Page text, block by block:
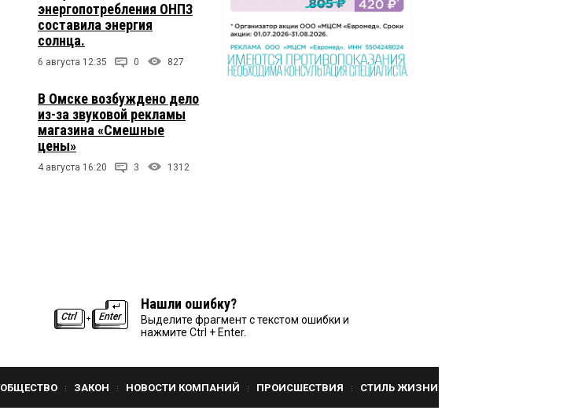
энергопотребления ОНПЗ
составила энергия
солнца.
6 августа 12:35 0 827
В Омске возбуждено дело
из-за звуковой рекламы
магазина «Смешные
цены»
4 августа 16:20 3 1312
Нашли ошибку?
Выделите фрагмент с текстом ошибки и
нажмите Ctrl + Enter.
ОБЩЕСТВО ЗАКОН НОВОСТИ КОМПАНИЙ ПРОИСШЕСТВИЯ СТИЛЬ ЖИЗНИ